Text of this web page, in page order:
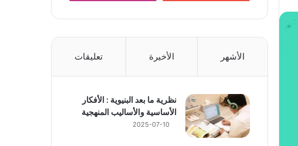
الأشهر الأخيرة تعليقات
نظرية ما بعد البنيوية : الأفكار
الأساسية والأساليب المنهجية
2025-07-10